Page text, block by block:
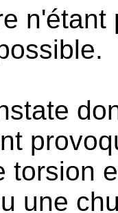
torsion
une